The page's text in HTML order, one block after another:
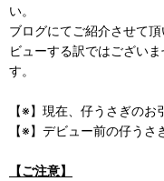
い。
ブログにてご紹介させて
ビューする訳ではござい
す。
【※】現在、仔うさぎのお
【※】デビュー前の仔うさ
【ご注意】